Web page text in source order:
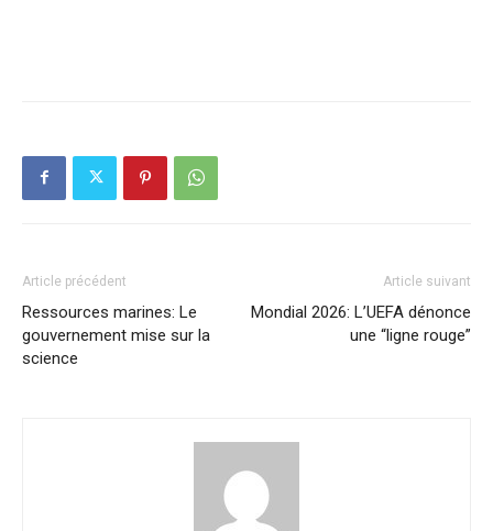
Article précédent
Ressources marines: Le
gouvernement mise sur la
science
Article suivant
Mondial 2026: L’UEFA dénonce
une “ligne rouge”